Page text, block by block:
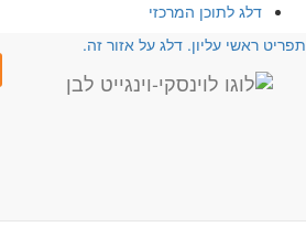
דלג לתוכן המרכזי
ראשי עליון. דלג על אזור זה.